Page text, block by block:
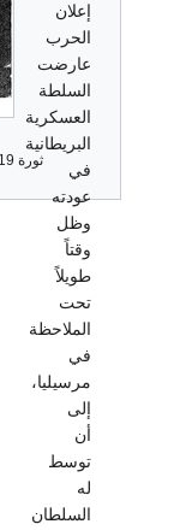
ثورة 1919 - تاريخ مصر القومي من 1914 إلى 1921
إعلان
الحرب
عارضت
السلطة
العسكرية
البريطانية
في
عودته
وظل
وقتاً
طويلاً
تحت
الملاحظة
في
مرسيليا،
إلى
أن
توسط
له
السلطان